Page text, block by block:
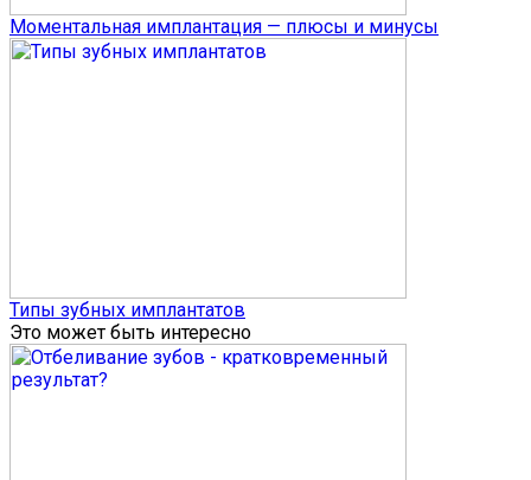
Моментальная имплантация — плюсы и минусы
Типы зубных имплантатов
Это может быть интересно